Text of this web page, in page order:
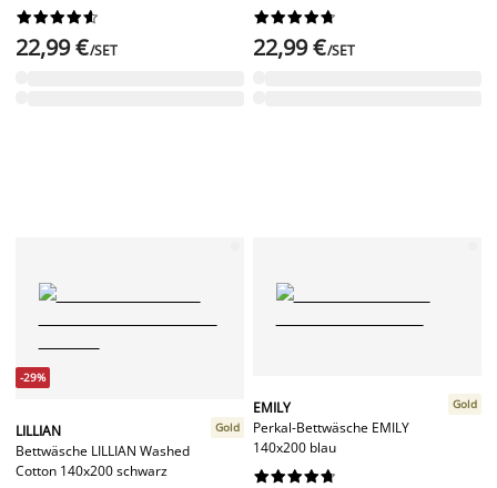






22,99 €/SET






22,99 €/SET
-29%
LILLIAN
Bettwäsche LILLIAN Washed
Cotton 140x200 schwarz
Gold
EMILY
Perkal-Bettwäsche EMILY
140x200 blau
Gold





